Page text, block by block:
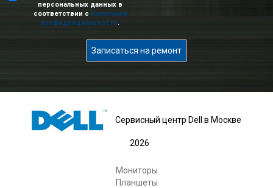
персональных данных в
соответствии с политикой
конфиденциальности.
Записаться на ремонт
Сервисный центр Dell в Москве
2026
Мониторы
Планшеты